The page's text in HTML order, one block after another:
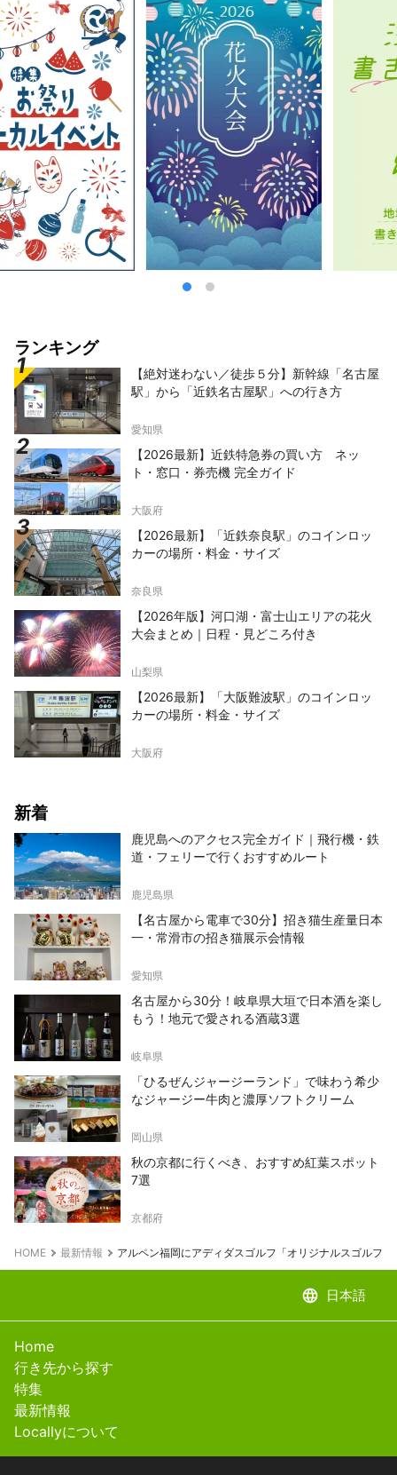
ランキング
【絶対迷わない／徒歩５分】新幹線「名古屋
駅」から「近鉄名古屋駅」への行き方
愛知県
【2026最新】近鉄特急券の買い方 ネッ
ト・窓口・券売機 完全ガイド
大阪府
【2026最新】「近鉄奈良駅」のコインロッ
カーの場所・料金・サイズ
奈良県
【2026年版】河口湖・富士山エリアの花火
大会まとめ｜日程・見どころ付き
山梨県
【2026最新】「大阪難波駅」のコインロッ
カーの場所・料金・サイズ
大阪府
新着
鹿児島へのアクセス完全ガイド｜飛行機・鉄
道・フェリーで行くおすすめルート
鹿児島県
【名古屋から電車で30分】招き猫生産量日本
一・常滑市の招き猫展示会情報
愛知県
名古屋から30分！岐阜県大垣で日本酒を楽し
もう！地元で愛される酒蔵3選
岐阜県
「ひるぜんジャージーランド」で味わう希少
なジャージー牛肉と濃厚ソフトクリーム
岡山県
秋の京都に行くべき、おすすめ紅葉スポット
7選
京都府
HOME 最新情報 アルペン福岡にアディダスゴルフ「オリジナルスゴルフ
language 日本語
Home
行き先から探す
特集
最新情報
Locallyについて